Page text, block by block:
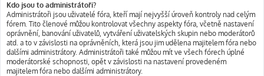
Kdo jsou to administrátoři?
Administrátoři jsou uživatelé fóra, kteří mají nejvyšší úroveň kontroly nad celým
fórem. Tito členové můžou kontrolovat všechny aspekty fóra, včetně nastavení
oprávnění, banování uživatelů, vytváření uživatelských skupin nebo moderátorů
atd. a to v závislosti na oprávněních, která jsou jim udělena majitelem fóra nebo
dalšími administrátory. Administrátoři také můžou mít ve všech fórech úplné
moderátorské schopnosti, opět v závislosti na nastavení provedeném
majitelem fóra nebo dalšími administrátory.